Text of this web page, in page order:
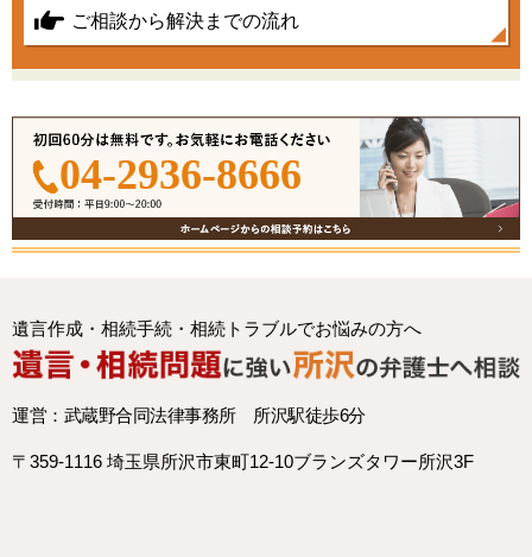
ご相談から解決までの流れ
04-2936-8666
遺言作成・相続手続・相続トラブルでお悩みの方へ
運営：武蔵野合同法律事務所 所沢駅徒歩6分
〒359-1116 埼玉県所沢市東町12-10ブランズタワー所沢3F